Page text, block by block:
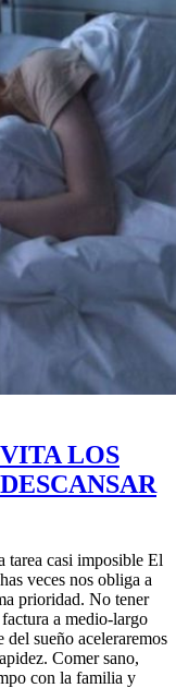
LOS
tarea casi imposible El
veces nos obliga a
prioridad. No tener
a medio-largo
sueño aceleraremos
Comer sano,
con la familia y